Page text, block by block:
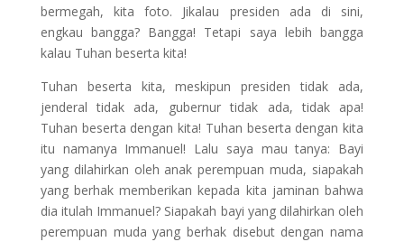
bermegah, kita foto. Jikalau presiden ada di sini,
engkau bangga? Bangga! Tetapi saya lebih bangga
kalau Tuhan beserta kita!
Tuhan beserta kita, meskipun presiden tidak ada,
jenderal tidak ada, gubernur tidak ada, tidak apa!
Tuhan beserta dengan kita! Tuhan beserta dengan kita
itu namanya Immanuel! Lalu saya mau tanya: Bayi
yang dilahirkan oleh anak perempuan muda, siapakah
yang berhak memberikan kepada kita jaminan bahwa
dia itulah Immanuel? Siapakah bayi yang dilahirkan oleh
perempuan muda yang berhak disebut dengan nama